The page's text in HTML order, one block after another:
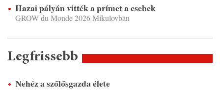
Hazai pályán vitték a prímet a csehek
GROW du Monde 2026 Mikulovban
Legfrissebb
Nehéz a szőlősgazda élete